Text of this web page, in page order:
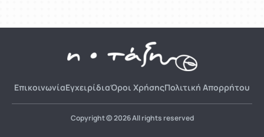
ΕπικοινωνίαΕγχειρίδιαΌροι ΧρήσηςΠολιτική Απορρήτου
Copyright © 2026 All rights reserved